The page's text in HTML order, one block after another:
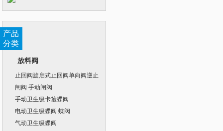
产品
分类
放料阀
止回阀旋启式止回阀单向阀逆止
闸阀 手动闸阀
手动卫生级卡箍蝶阀
电动卫生级蝶阀 蝶阀
气动卫生级蝶阀